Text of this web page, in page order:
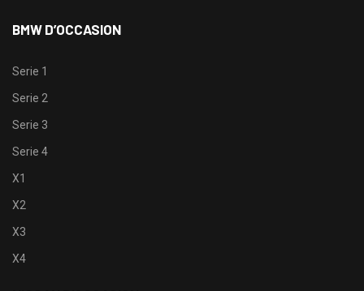
BMW D’OCCASION
Serie 1
Serie 2
Serie 3
Serie 4
X1
X2
X3
X4